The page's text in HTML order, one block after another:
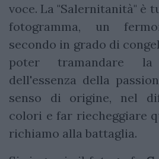
voce. La "Salernitanità" è
fotogramma, un
secondo in grado di
poter tramandare
dell'essenza della
senso di origine, nel
colori e far riecheggiare
richiamo alla battaglia.